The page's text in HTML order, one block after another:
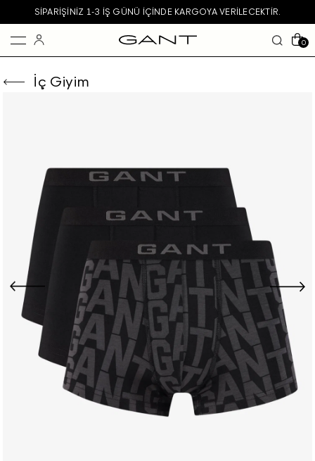
SIPARIŞINIZ 1-3 IŞ GÜNÜ IÇINDE KARGOYA VERILECEKTIR.
0
İç Giyim